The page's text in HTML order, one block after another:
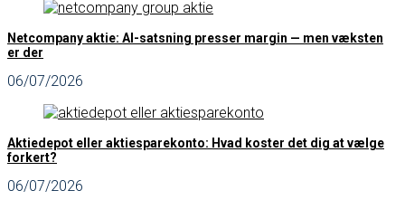
Netcompany aktie: AI-satsning presser margin — men væksten
er der
06/07/2026
Aktiedepot eller aktiesparekonto: Hvad koster det dig at vælge
forkert?
06/07/2026